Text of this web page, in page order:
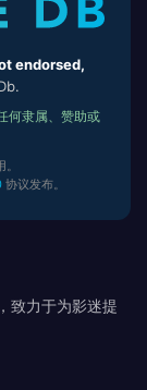
endorsed,
何隶属、赞助或
协议发布。
致力于为影迷提